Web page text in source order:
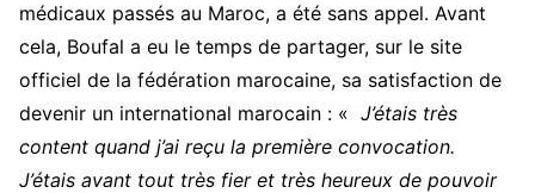
médicaux passés au Maroc, a été sans appel. Avant
cela, Boufal a eu le temps de partager, sur le site
officiel de la fédération marocaine, sa satisfaction de
devenir un international marocain : « J’étais très
content quand j’ai reçu la première convocation.
J’étais avant tout très fier et très heureux de pouvoir